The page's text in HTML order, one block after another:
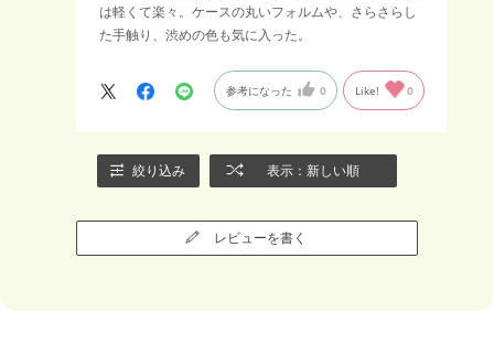
は軽くて楽々。ケースの丸いフォルムや、さらさらし
た手触り、渋めの色も気に入った。
参考になった 0 Like! 0
絞り込み 表示：新しい順
レビューを書く